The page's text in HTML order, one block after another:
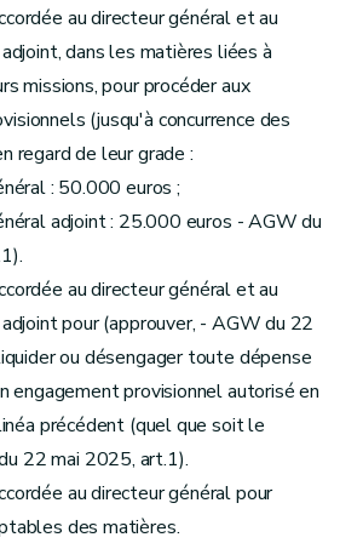
au directeur général et au
dans les matières liées à
missions, pour procéder aux
(jusqu'à concurrence des
regard de leur grade :
: 50.000 euros ;
adjoint : 25.000 euros - AGW du
au directeur général et au
pour (approuver, - AGW du 22
ou désengager toute dépense
engagement provisionnel autorisé en
précédent (quel que soit le
22 mai 2025, art.1).
au directeur général pour
des matières.